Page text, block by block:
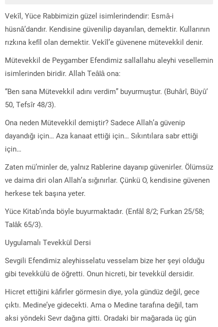
Vekîl, Yüce Rabbimizin güzel isimlerindendir: Esmâ-i
hüsnâ’dandır. Kendisine güvenilip dayanılan, demektir. Kullarının
rızkına kefîl olan demektir. Vekîl’e güvenene mütevekkil denir.
Mütevekkil de Peygamber Efendimiz sallallahu aleyhi vesellemin
isimlerinden biridir. Allah Teâlâ ona:
“Ben sana Mütevekkil adını verdim” buyurmuştur. (Buhârî, Büyû‘
50, Tefsîr 48/3).
Ona neden Mütevekkil demiştir? Sadece Allah’a güvenip
dayandığı için… Aza kanaat ettiği için… Sıkıntılara sabr ettiği
için…
Zaten mü’minler de, yalnız Rablerine dayanıp güvenirler. Ölümsüz
ve daima diri olan Allah’a sığınırlar. Çünkü O, kendisine güvenen
herkese tek başına yeter.
Yüce Kitab’ında böyle buyurmaktadır. (Enfâl 8/2; Furkan 25/58;
Talâk 65/3).
Uygulamalı Tevekkül Dersi
Sevgili Efendimiz aleyhisselatu vesselam bize her şeyi olduğu
gibi tevekkülü de öğretti. Onun hicreti, bir tevekkül dersidir.
Hicret ettiğini kâfirler görmesin diye, yola gündüz değil, gece
çıktı. Medine’ye gidecekti. Ama o Medine tarafına değil, tam
aksi yöndeki Sevr dağına gitti. Oradaki bir mağarada üç gün